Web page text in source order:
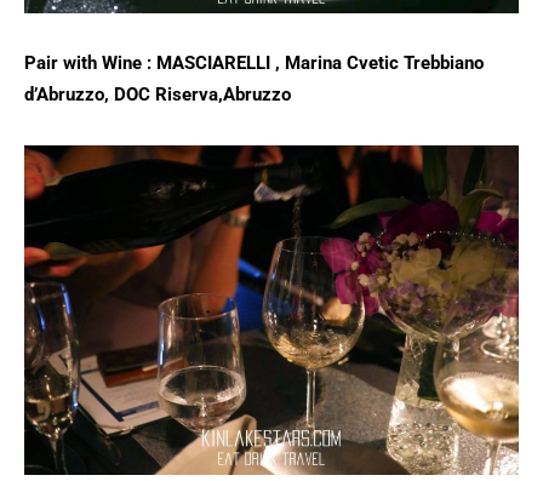
Pair with Wine : MASCIARELLI , Marina Cvetic Trebbiano
d’Abruzzo, DOC Riserva,Abruzzo